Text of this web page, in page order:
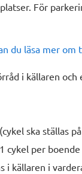
För
du läsa mer om
i källaren och
ska ställas på
cykel per boende
källaren i